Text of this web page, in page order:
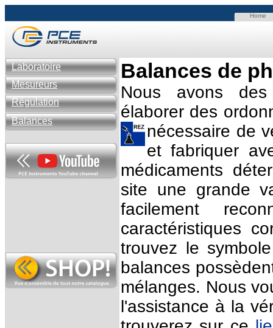
Home
Laboratoire
Mesureurs
Régulation
Balances
Balances de
Nous avons
élaborer des
nécessaire de
et fabriquer
médicaments
site une grande
facilement
caractéristiques
trouvez le
balances
mélanges. Nous
l'assistance à la